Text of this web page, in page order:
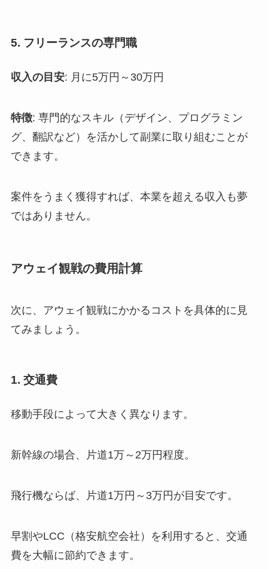
5. フリーランスの専門職
収入の目安: 月に5万円～30万円
特徴: 専門的なスキル（デザイン、プログラミン
グ、翻訳など）を活かして副業に取り組むことが
できます。
案件をうまく獲得すれば、本業を超える収入も夢
ではありません。
アウェイ観戦の費用計算
次に、アウェイ観戦にかかるコストを具体的に見
てみましょう。
1. 交通費
移動手段によって大きく異なります。
新幹線の場合、片道1万～2万円程度。
飛行機ならば、片道1万円～3万円が目安です。
早割やLCC（格安航空会社）を利用すると、交通
費を大幅に節約できます。